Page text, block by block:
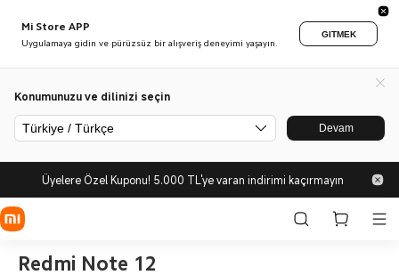
Mi Store APP
Uygulamaya gidin ve pürüzsüz bir alışveriş deneyimi yaşayın.
GITMEK
Konumunuzu ve dilinizi seçin
Türkiye / Türkçe Devam
Üyelere Özel Kuponu! 5.000 TL'ye varan indirimi kaçırmayın
Redmi Note 12